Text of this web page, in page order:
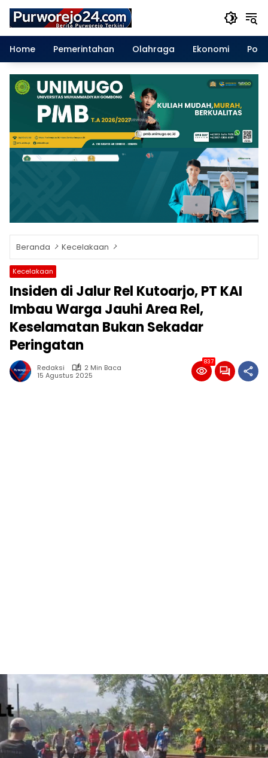
Langsung
konten
Home
Pemerintahan Olahraga Ekonomi
Beranda Kecelakaan
Kecelakaan
Insiden di Jalur Rel Kutoarjo, PT KAI
Imbau Warga Jauhi Area Rel,
Keselamatan Bukan Sekadar
Peringatan
Redaksi
2 Min Baca
15 Agustus 2025
837